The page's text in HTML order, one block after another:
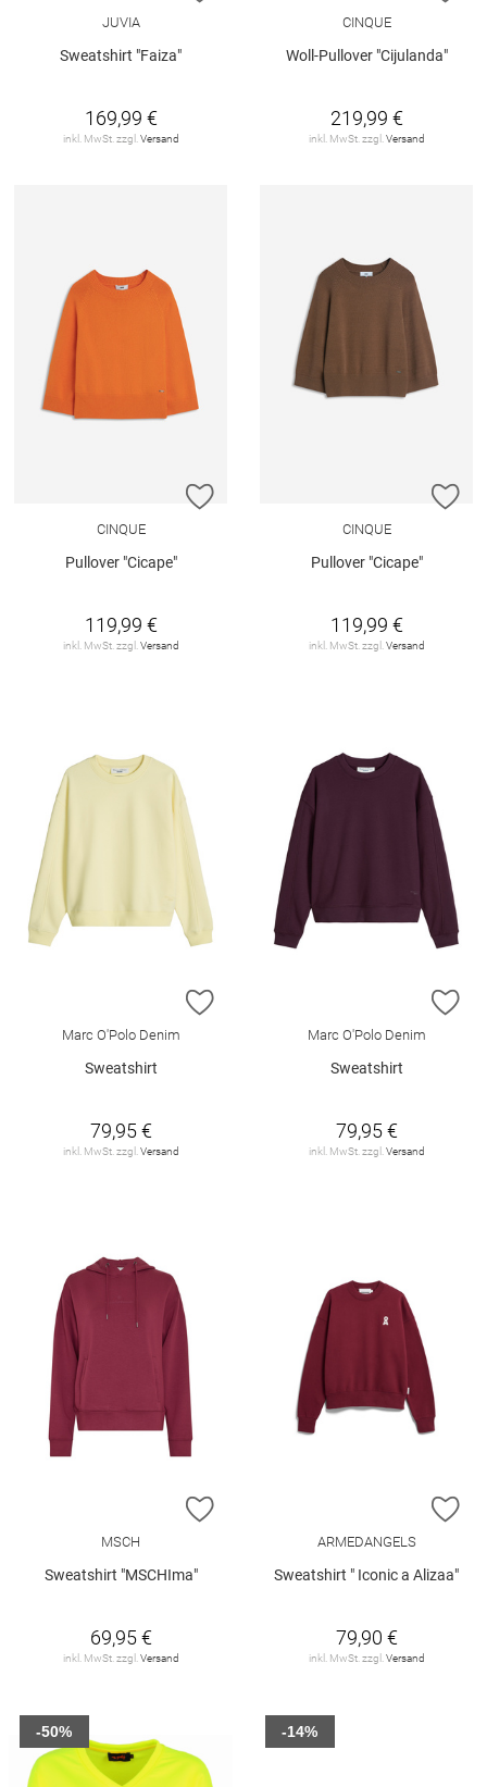
JUVIA
Sweatshirt "Faiza"
169,99 €
inkl. MwSt. zzgl.Versand
CINQUE
Woll-Pullover "Cijulanda"
219,99 €
inkl. MwSt. zzgl.Versand
ZUR WUNSCHLISTE HINZUFÜGEN
CINQUE
Pullover "Cicape"
119,99 €
inkl. MwSt. zzgl. Versand
CINQUE
Pullover "Cicape"
119,99 €
inkl. MwSt. zzgl. Versand
ZUR WUNSCHLISTE HINZUFÜGEN
Marc O'Polo Denim
Sweatshirt
79,95 €
inkl. MwSt. zzgl.Versand
Marc O'Polo Denim
Sweatshirt
79,95 €
inkl. MwSt. zzgl.Versand
ZUR WUNSCHLISTE HINZUFÜGEN
MSCH
Sweatshirt "MSCHIma"
69,95 €
inkl. MwSt. zzgl. Versand
ARMEDANGELS
Sweatshirt " Iconic a Alizaa"
79,90 €
inkl. MwSt. zzgl. Versand
-50% -14%